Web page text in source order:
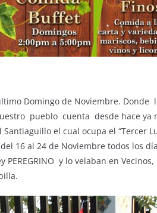
Domingo de Noviembre. Donde
pueblo cuenta desde hace ya
el cual ocupa el “Tercer
16 al 24 de Noviembre todos los
y lo velaban en